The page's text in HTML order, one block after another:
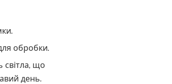
обробки.
світла, що
день.